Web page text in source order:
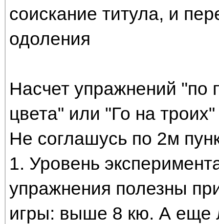
соискание титула, и
одоления
Насчет упражнений "по
цвета" или "Го на троих"
Не соглашусь по 2м
1. Уровень
упражнения полезны
игры: выше 8 кю. А